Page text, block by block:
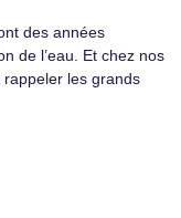
des années
de l’eau. Et chez nos
les grands